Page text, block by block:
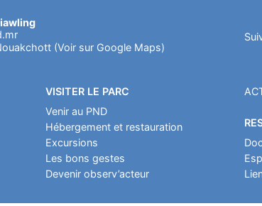
(Voir sur Google Maps)
VISITER LE PARC
Venir au PND
Hébergement et restauration
Excursions
Les bons gestes
Devenir observ’acteur